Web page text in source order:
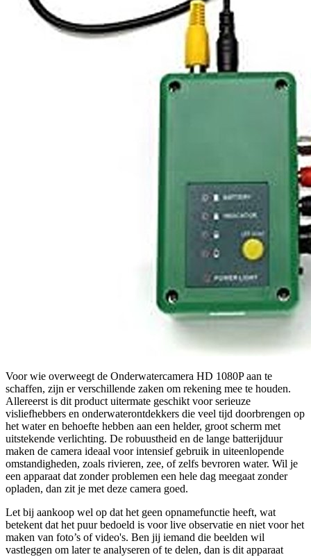
Voor wie overweegt de Onderwatercamera HD 1080P aan te
schaffen, zijn er verschillende zaken om rekening mee te houden.
Allereerst is dit product uitermate geschikt voor serieuze
visliefhebbers en onderwaterontdekkers die veel tijd doorbrengen op
het water en behoefte hebben aan een helder, groot scherm met
uitstekende verlichting. De robuustheid en de lange batterijduur
maken de camera ideaal voor intensief gebruik in uiteenlopende
omstandigheden, zoals rivieren, zee, of zelfs bevroren water. Wil je
een apparaat dat zonder problemen een hele dag meegaat zonder
opladen, dan zit je met deze camera goed.
Let bij aankoop wel op dat het geen opnamefunctie heeft, wat
betekent dat het puur bedoeld is voor live observatie en niet voor het
maken van foto’s of video's. Ben jij iemand die beelden wil
vastleggen om later te analyseren of te delen, dan is dit apparaat